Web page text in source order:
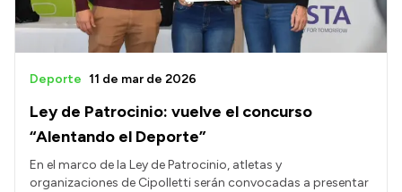
Ley de Patrocinio: vuelve el concurso
“Alentando el Deporte”
Deporte 11 de mar de 2026
En el marco de la Ley de Patrocinio, atletas y
organizaciones de Cipolletti serán convocadas a presentar